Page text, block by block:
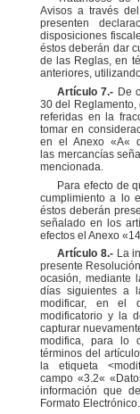
Avisos a través
presenten
disposiciones
éstos deberán dar
de las Reglas, en
anteriores,
Artículo 7.- De
30 del
referidas en la
tomar en
en el Anexo «A«
las mercancías
mencionada.
Para efecto de
cumplimiento a lo
éstos deberán
señalado en los
efectos el Anexo «14
Artículo 8.- La
presente
ocasión, mediante
días siguientes a
modificar, en el
modificatorio y
la
capturar
modifica, para lo
términos del
la etiqueta
campo «3.2« «
información que
Formato Electrónico.